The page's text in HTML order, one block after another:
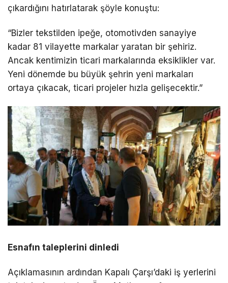
çıkardığını hatırlatarak şöyle konuştu:
“Bizler tekstilden ipeğe, otomotivden sanayiye
kadar 81 vilayette markalar yaratan bir şehiriz.
Ancak kentimizin ticari markalarında eksiklikler var.
Yeni dönemde bu büyük şehrin yeni markaları
ortaya çıkacak, ticari projeler hızla gelişecektir.”
Esnafın taleplerini dinledi
Açıklamasının ardından Kapalı Çarşı’daki iş yerlerini